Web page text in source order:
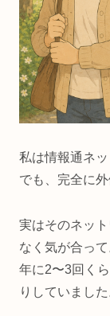
私は情報通ネ
でも、完全に
実はそのネッ
なく気が合って
年に2〜3回く
りしていました